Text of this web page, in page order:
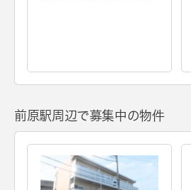
前原駅周辺で募集中の物件